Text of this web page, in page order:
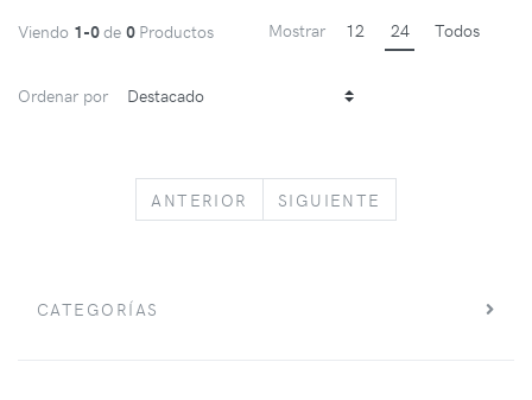
Viendo 1-0de 0 Productos Mostrar 12 24 Todos
Ordenar por
ANTERIOR PREVIOUS
SIGUIENTE
CATEGORÍAS